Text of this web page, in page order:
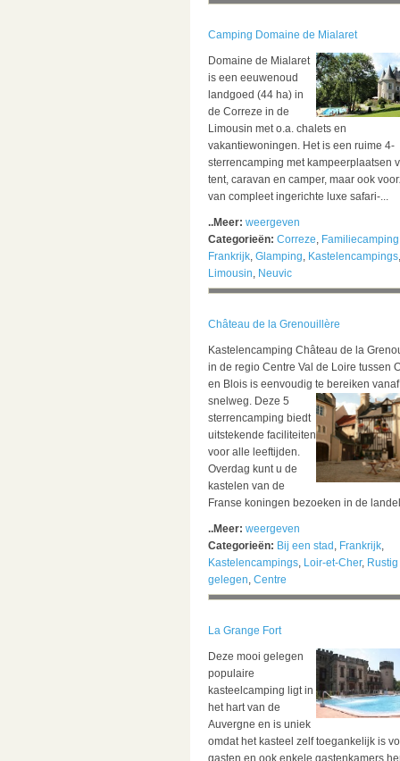
Camping Domaine de Mialaret
Domaine de Mialaret
is een eeuwenoud
landgoed (44 ha) in
de Correze in de
Limousin met o.a. chalets en
vakantiewoningen. Het is een ruime 4-
sterrencamping met kampeerplaatsen
tent, caravan en camper, maar ook
van compleet ingerichte luxe safari-...
..Meer: weergeven
Categorieën: Correze, Familiecamping
Frankrijk, Glamping, Kastelencampings,
Limousin, Neuvic
Château de la Grenouillère
Kastelencamping Château de la
in de regio Centre Val de Loire tussen
en Blois is eenvoudig te bereiken
snelweg. Deze 5
sterrencamping biedt
uitstekende faciliteiten
voor alle leeftijden.
Overdag kunt u de
kastelen van de
Franse koningen bezoeken in de
..Meer: weergeven
Categorieën: Bij een stad , Frankrijk,
Kastelencampings, Loir-et-Cher, Rustig
gelegen, Centre
La Grange Fort
Deze mooi gelegen
populaire
kasteelcamping ligt in
het hart van de
Auvergne en is uniek
omdat het kasteel zelf toegankelijk is
gasten en ook enkele gastenkamers